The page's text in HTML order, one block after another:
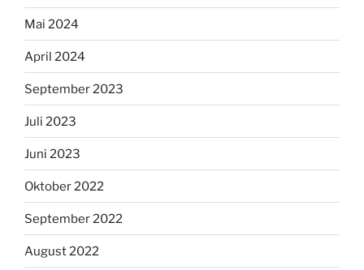
Mai 2024
April 2024
September 2023
Juli 2023
Juni 2023
Oktober 2022
September 2022
August 2022